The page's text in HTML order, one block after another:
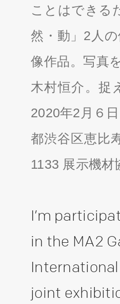
ことはできる
然・動」2人
像作品。写真
木村恒介。捉
2020年2月６
都渋谷区恵比
1133 展示機
I’m
in the MA2
joint